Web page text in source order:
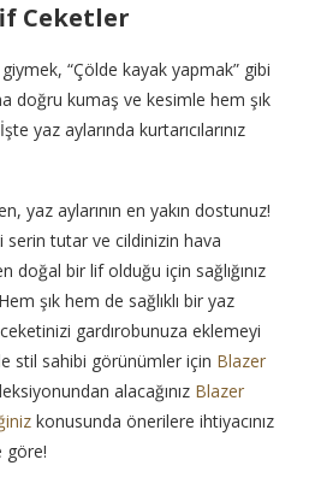
Ceketler
“Çölde kayak yapmak” gibi
doğru kumaş ve kesimle hem şık
yaz aylarında kurtarıcılarınız
yaz aylarının en yakın dostunuz!
serin tutar ve cildinizin hava
doğal bir lif olduğu için sağlığınız
şık hem de sağlıklı bir yaz
gardırobunuza eklemeyi
stil sahibi görünümler için Blazer
alacağınız Blazer
konusunda önerilere ihtiyacınız
göre!